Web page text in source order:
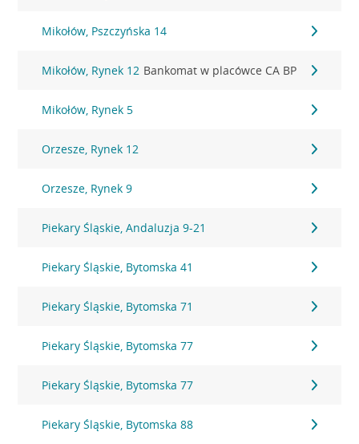
Mikołów, Pszczyńska 14
Mikołów, Rynek 12 Bankomat w placówce CA BP
Mikołów, Rynek 5
Orzesze, Rynek 12
Orzesze, Rynek 9
Piekary Śląskie, Andaluzja 9-21
Piekary Śląskie, Bytomska 41
Piekary Śląskie, Bytomska 71
Piekary Śląskie, Bytomska 77
Piekary Śląskie, Bytomska 77
Piekary Śląskie, Bytomska 88